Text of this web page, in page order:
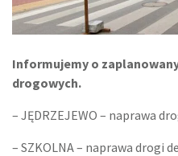
Informujemy o
drogowych.
– JĘDRZEJEWO – naprawa
– SZKOLNA – naprawa drogi